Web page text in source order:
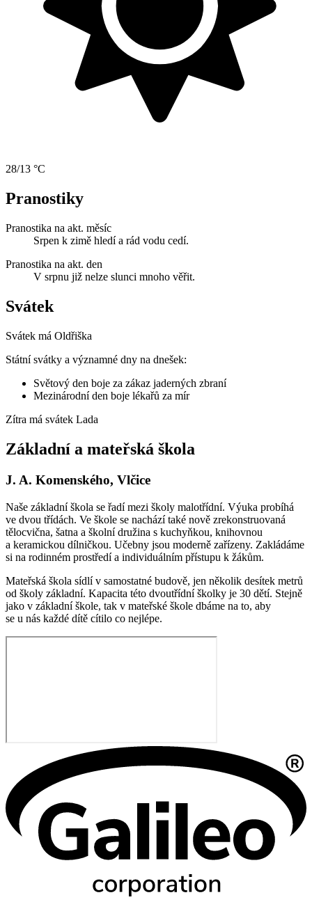
28/13 °C
Pranostiky
Pranostika na akt. měsíc
Srpen k zimě hledí a rád vodu cedí.
Pranostika na akt. den
V srpnu již nelze slunci mnoho věřit.
Svátek
Svátek má Oldřiška
Státní svátky a významné dny na dnešek:
Světový den boje za zákaz jaderných zbraní
Mezinárodní den boje lékařů za mír
Zítra má svátek Lada
Základní a mateřská škola
J. A. Komenského, Vlčice
Naše základní škola se řadí mezi školy malotřídní. Výuka probíhá
ve dvou třídách. Ve škole se nachází také nově zrekonstruovaná
tělocvična, šatna a školní družina s kuchyňkou, knihovnou
a keramickou dílničkou. Učebny jsou moderně zařízeny. Zakládáme
si na rodinném prostředí a individuálním přístupu k žákům.
Mateřská škola sídlí v samostatné budově, jen několik desítek metrů
od školy základní. Kapacita této dvoutřídní školky je 30 dětí. Stejně
jako v základní škole, tak v mateřské škole dbáme na to, aby
se u nás každé dítě cítilo co nejlépe.